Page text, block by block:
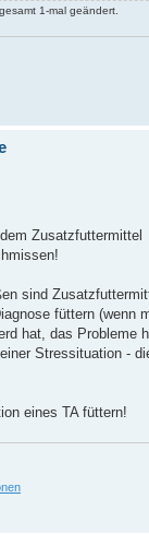
1-mal geändert.
Zusatzfuttermittel
sind
füttern (wenn
hat, das Probleme
Stressituation -
eines TA füttern!